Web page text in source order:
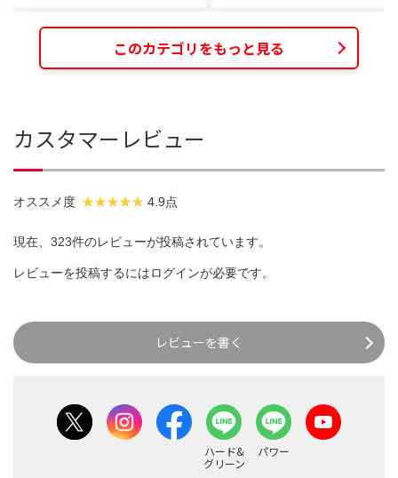
このカテゴリをもっと見る
カスタマーレビュー
オススメ度 4.9点
現在、323件のレビューが投稿されています。
レビューを投稿するにはログインが必要です。
レビューを書く
ハード&
グリーン
パワー